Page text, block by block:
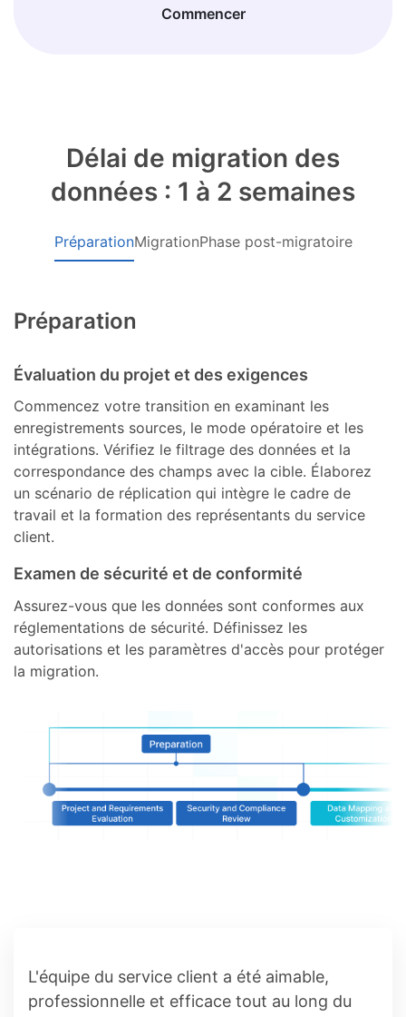
Commencer
Délai de migration des
données : 1 à 2 semaines
PréparationMigrationPhase post-migratoire
Préparation
Évaluation du projet et des exigences
Commencez votre transition en examinant les
enregistrements sources, le mode opératoire et les
intégrations. Vérifiez le filtrage des données et la
correspondance des champs avec la cible. Élaborez
un scénario de réplication qui intègre le cadre de
travail et la formation des représentants du service
client.
Examen de sécurité et de conformité
Assurez-vous que les données sont conformes aux
réglementations de sécurité. Définissez les
autorisations et les paramètres d'accès pour protéger
la migration.
L'équipe du service client a été aimable,
professionnelle et efficace tout au long du